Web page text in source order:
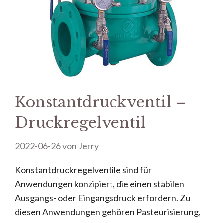
Konstantdruckventil –
Druckregelventil
2022-06-26von Jerry
Konstantdruckregelventile sind für
Anwendungen konzipiert, die einen stabilen
Ausgangs- oder Eingangsdruck erfordern. Zu
diesen Anwendungen gehören Pasteurisierung,